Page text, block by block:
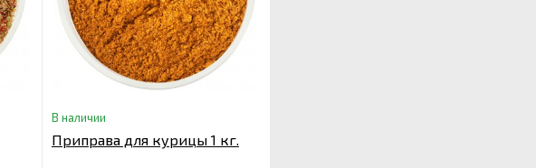
В наличии
Приправа для курицы 1 кг.